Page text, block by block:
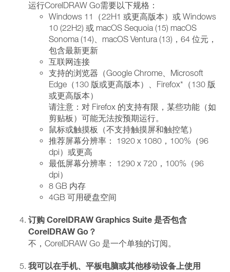
运行CorelDRAW Go需要以下规格：
Windows 11（22H1 或更高版本）或 Windows
10 (22H2) 或 macOS Sequoia (15) macOS
Sonoma (14)、macOS Ventura (13)，64 位元，
包含最新更新
互联网连接
支持的浏览器（Google Chrome、Microsoft
Edge（130 版或更高版本）、Firefox*（130 版
或更高版本）
请注意：对 Firefox 的支持有限，某些功能（如
剪贴板）可能无法按预期运行。
鼠标或触摸板（不支持触摸屏和触控笔）
推荐屏幕分辨率： 1920 x 1080，100%（96
dpi）或更高
最低屏幕分辨率： 1290 x 720，100%（96
dpi）
8 GB 内存
4GB 可用硬盘空间
订购 CorelDRAW Graphics Suite 是否包含
CorelDRAW Go？
不，CorelDRAW Go 是一个单独的订阅。
我可以在手机、平板电脑或其他移动设备上使用